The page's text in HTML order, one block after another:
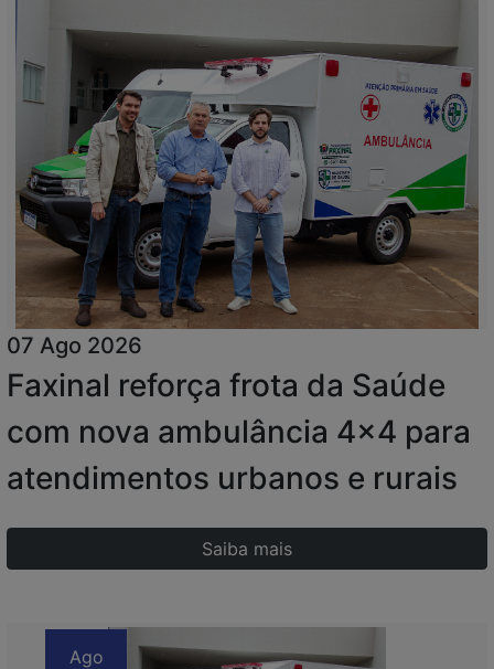
07 Ago 2026
Faxinal reforça frota da Saúde
com nova ambulância 4x4 para
atendimentos urbanos e rurais
Saiba mais
Ago